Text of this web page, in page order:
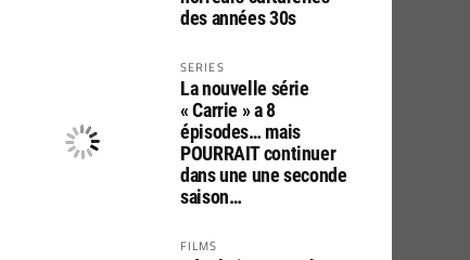
des années 30s
SERIES
La nouvelle série
« Carrie » a 8
épisodes… mais
POURRAIT continuer
dans une une seconde
saison…
FILMS